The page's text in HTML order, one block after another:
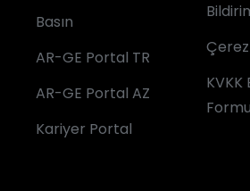
Basın
AR-GE Portal TR
AR-GE Portal AZ
Kariyer Portal
KVKK
Formu